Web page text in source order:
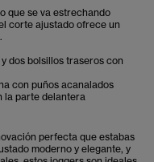
que se va estrechando
corte ajustado ofrece un
dos bolsillos traseros con
con puños acanalados
la parte delantera
perfecta que estabas
moderno y elegante, y